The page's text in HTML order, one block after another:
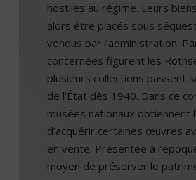
hostiles au régime. Leurs
alors être placés sous
vendus par l’administration.
concernées figurent les
plusieurs collections passent
de l’État dès 1940. Dans ce
musées nationaux obtiennent
d’acquérir certaines œuvres
en vente. Présentée à
moyen de préserver le